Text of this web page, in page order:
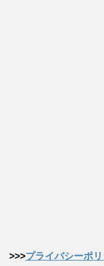
>>>プライバシーポ